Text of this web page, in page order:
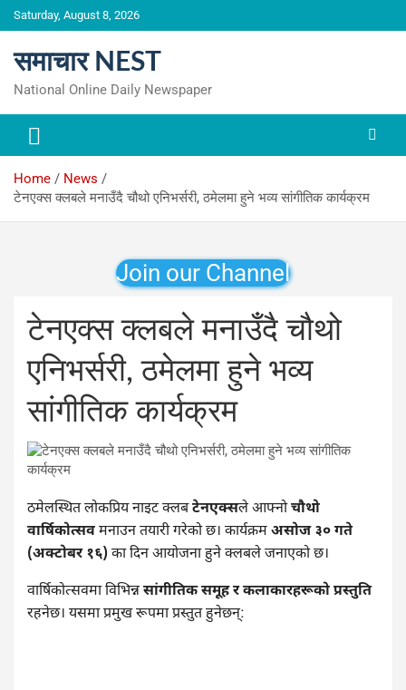
Skip
to
Saturday, August 8, 2026
समाचार NEST
National Online Daily Newspaper
Home
News
टेनएक्स क्लबले मनाउँदै चौथो एनिभर्सरी, ठमेलमा हुने भव्य सांगीतिक कार्यक्रम
Join our Channel
टेनएक्स क्लबले मनाउँदै चौथो
एनिभर्सरी, ठमेलमा हुने भव्य
सांगीतिक कार्यक्रम
ठमेलस्थित लोकप्रिय नाइट क्लबटेनएक्सले आफ्नोचौथो
वार्षिकोत्सवमनाउन तयारी गरेको छ। कार्यक्रमअसोज ३० गते
(अक्टोबर १६) का दिन आयोजना हुने क्लबले जनाएको छ।
वार्षिकोत्सवमा विभिन्नसांगीतिक समूह र कलाकारहरूको प्रस्तुति
रहनेछ। यसमा प्रमुख रूपमा प्रस्तुत हुनेछन्: